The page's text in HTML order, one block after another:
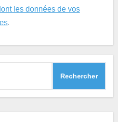
les données de vos
.